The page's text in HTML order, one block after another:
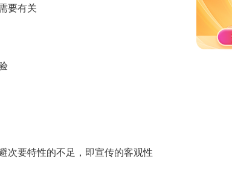
要有关
要特性的不足，即宣传的客观性